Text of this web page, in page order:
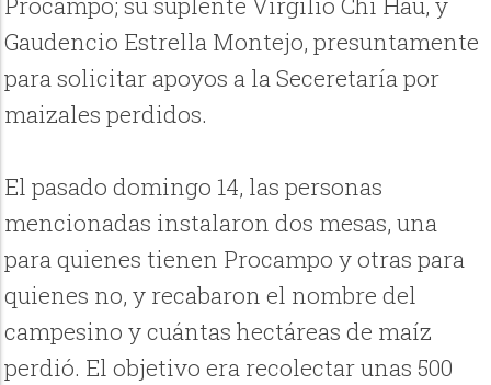
Gaudencio Estrella Montejo, presuntamente
para solicitar apoyos a la Seceretaría por
maizales perdidos.
El pasado domingo 14, las personas
mencionadas instalaron dos mesas, una
para quienes tienen Procampo y otras para
quienes no, y recabaron el nombre del
campesino y cuántas hectáreas de maíz
perdió. El objetivo era recolectar unas 500